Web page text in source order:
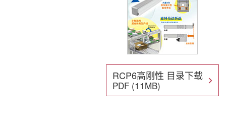
RCP6高刚性 目录下载
PDF (11MB)